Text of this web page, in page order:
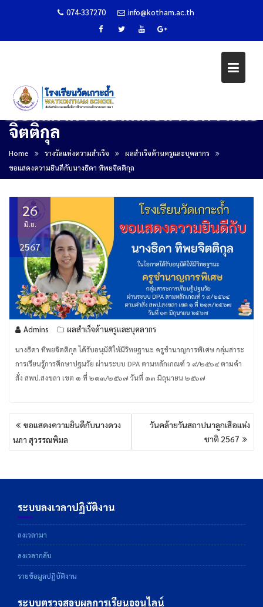
Skip
content
074-337270 info@kotham.ac.th
ขอแสดงความยินดีกับนางธิดา ทิพย
จิตติกุล
Home รางวัลแห่งความสำเร็จ
ผลสำเร็จด้านครูและบุคลากร
ขอแสดงความยินดีกับนางธิดา ทิพยจิตติกุล
26
มิ.ย.
2567
Admins ผลสำเร็จด้านครูและบุคลากร
นางธิดา ทิพยจิตติกุล ได้รับอนุมัติให้มีวิทยฐานะ ครูชำนาญการพิเศษ กลุ่มสาระ
การเรียนรู้การศึกษาปฐมวัย ผ่านระบบ DPA ตามหลักเกณฑ์ ว ๙/๒๕๖๔ ตามคำ
สั่ง สพป.สงขลา เขต ๑ ที่ ๒๑๓/๒๕๖๗ วันที่ ๑๓ มิถุนายน ๒๕๖๗
แนะแนว
เรื่องขอแสดงความยินดีกับนางดวง
นภา สุวรรณพิมล
วันคล้ายวันสถาปนาลูกเสือแห่ง
ชาติ 2567
ระบบลงเวลาปฏิบัติงาน
ลงเวลามา
ลงเวลากลับ
รายข้อมูลปฏิบัติงาน
ระบบตรวจสอบผลการเรียนออนไลน์